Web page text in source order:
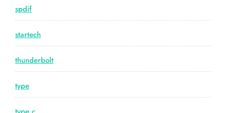
spdif
startech
thunderbolt
type